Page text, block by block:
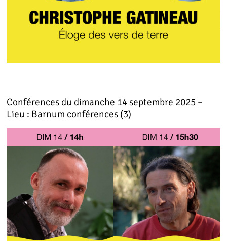
Conférences du dimanche 14 septembre 2025 –
Lieu : Barnum conférences (3)